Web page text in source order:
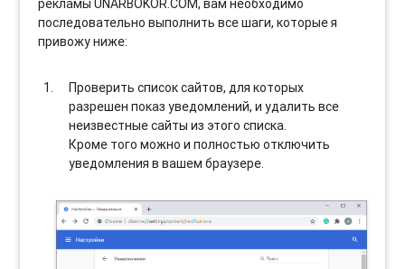
рекламы UNARBOKOR.COM, вам необходимо
последовательно выполнить все шаги, которые я
привожу ниже:
Проверить список сайтов, для которых
разрешен показ уведомлений, и удалить все
неизвестные сайты из этого списка.
Кроме того можно и полностью отключить
уведомления в вашем браузере.